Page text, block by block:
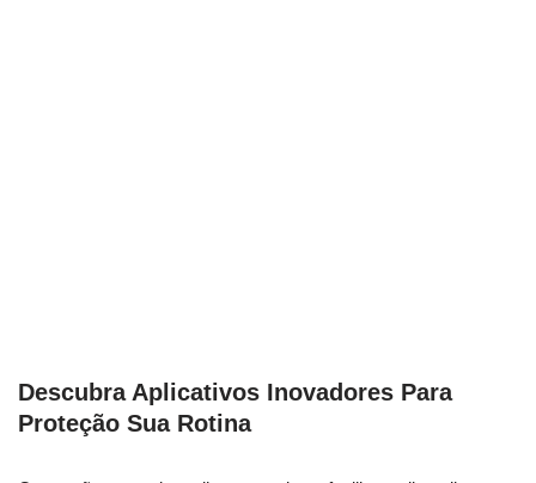
Descubra Aplicativos Inovadores Para
Proteção Sua Rotina